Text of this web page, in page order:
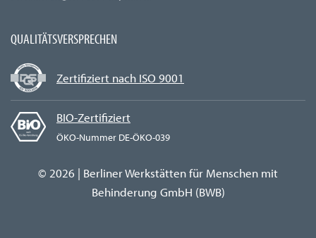
QUALITÄTSVERSPRECHEN
Zertifiziert nach ISO 9001
BIO-Zertifiziert
ÖKO-Nummer DE-ÖKO-039
© 2026 | Berliner Werkstätten für Menschen mit
Behinderung GmbH (BWB)